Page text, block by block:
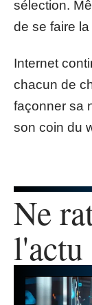
sélection.
de se faire la
Internet
chacun de
façonner sa
son coin du
Ne
l'actu